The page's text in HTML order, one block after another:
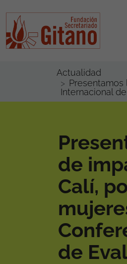
Actualidad
Internacional
de
Calí,
de